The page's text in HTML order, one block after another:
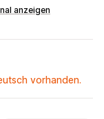
anzeigen
vorhanden.